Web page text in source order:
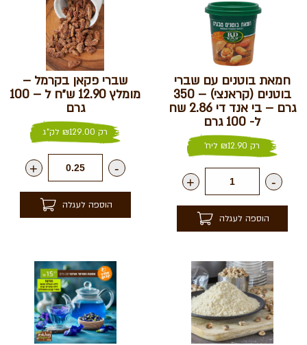
חמאת בוטנים עם שברי
בוטנים (קראנצי) – 350
גרם – בי אנד די 2.86 שח
ל- 100 גרם
רק ₪12.90 ליח'
-
+
הוספה לעגלה
שברי פקאן בקרמל –
מומלץ 12.90 ש״ח ל – 100
גרם
רק ₪129.00 לק"ג
-
+
הוספה לעגלה